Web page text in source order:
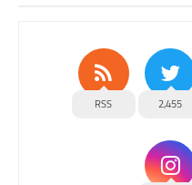
2,455
RSS